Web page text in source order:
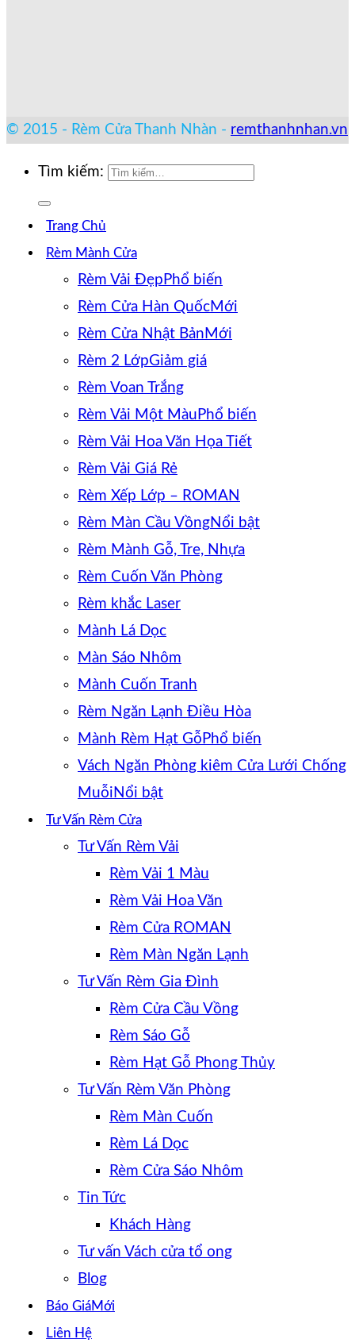
© 2015 - Rèm Cửa Thanh Nhàn - remthanhnhan.vn
Tìm kiếm:
Trang Chủ
Rèm Mành Cửa
Rèm Vải Đẹp
Rèm Cửa Hàn Quốc
Rèm Cửa Nhật Bản
Rèm 2 Lớp
Rèm Voan Trắng
Rèm Vải Một Màu
Rèm Vải Hoa Văn Họa Tiết
Rèm Vải Giá Rẻ
Rèm Xếp Lớp – ROMAN
Rèm Màn Cầu Vồng
Rèm Mành Gỗ, Tre, Nhựa
Rèm Cuốn Văn Phòng
Rèm khắc Laser
Mành Lá Dọc
Màn Sáo Nhôm
Mành Cuốn Tranh
Rèm Ngăn Lạnh Điều Hòa
Mành Rèm Hạt Gỗ
Vách Ngăn Phòng kiêm Cửa Lưới Chống
Muỗi
Tư Vấn Rèm Cửa
Tư Vấn Rèm Vải
Rèm Vải 1 Màu
Rèm Vải Hoa Văn
Rèm Cửa ROMAN
Rèm Màn Ngăn Lạnh
Tư Vấn Rèm Gia Đình
Rèm Cửa Cầu Vồng
Rèm Sáo Gỗ
Rèm Hạt Gỗ Phong Thủy
Tư Vấn Rèm Văn Phòng
Rèm Màn Cuốn
Rèm Lá Dọc
Rèm Cửa Sáo Nhôm
Tin Tức
Khách Hàng
Tư vấn Vách cửa tổ ong
Blog
Báo Giá
Liên Hệ